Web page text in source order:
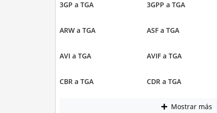
3GP a TGA 3GPP a TGA
ARW a TGA ASF a TGA
AVI a TGA AVIF a TGA
CBR a TGA CDR a TGA
Mostrar más